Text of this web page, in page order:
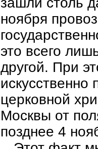
ноября
это всего
другой. При
искусственно
церковной
Москвы от
позднее 4